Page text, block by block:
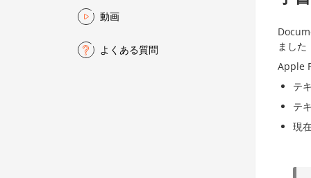
動画
よくある質問
ました
Apple
テ
テ
現